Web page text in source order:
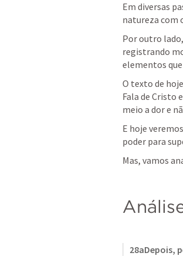
Em diversas
natureza com
Por outro
registrando
elementos
O texto de
Fala de Cristo
meio a dor e
E hoje
poder para
Mas, vamos
28aDepois,